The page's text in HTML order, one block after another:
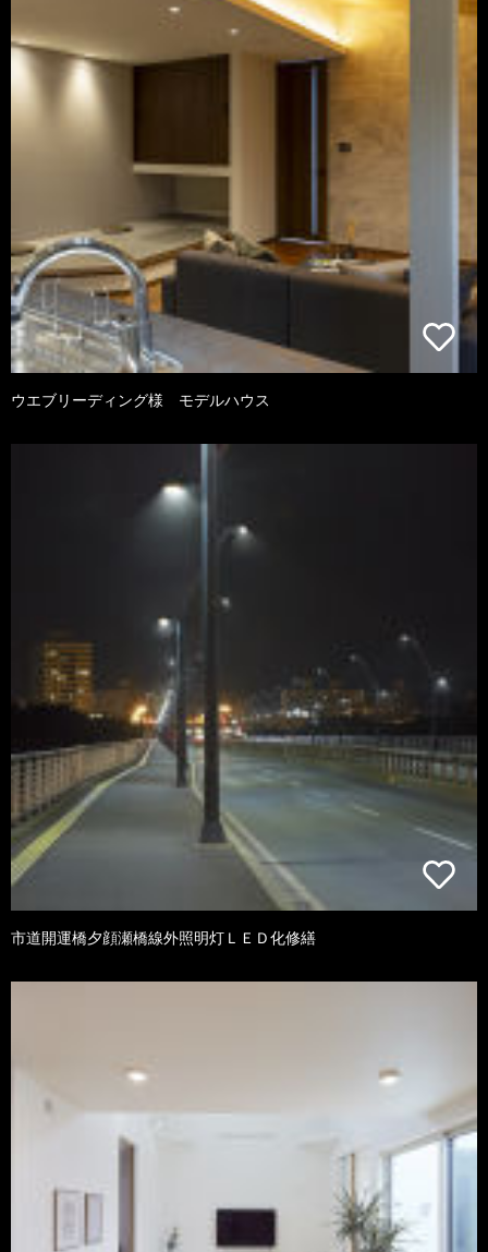
ウエブリーディング様 モデルハウス
市道開運橋夕顔瀬橋線外照明灯ＬＥＤ化修繕